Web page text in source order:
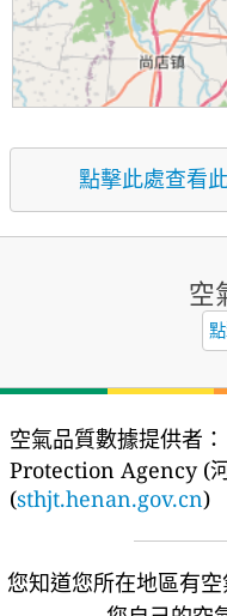
點擊此處查看
空
空氣品質數據提供者：
Protection Agency (
(sthjt.henan.gov.cn)
您知道您所在地區有